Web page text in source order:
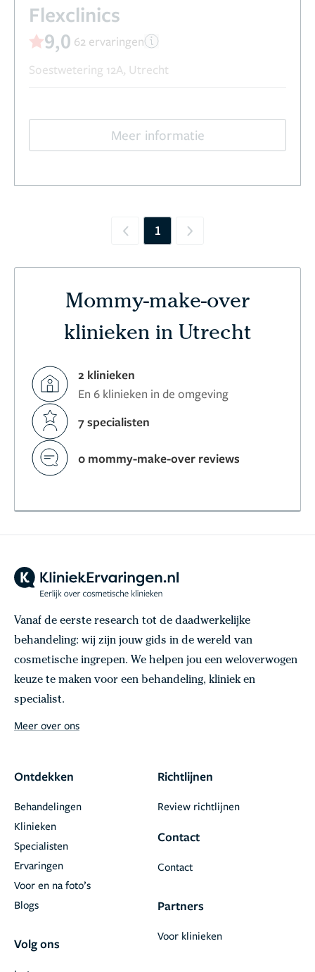
Flexclinics
9,0 62 ervaringen
Soestwetering 12A, Utrecht
Meer informatie
Previous
1 Next
Mommy-make-over
klinieken in Utrecht
2 klinieken
En 6 klinieken in de omgeving
7 specialisten
0 mommy-make-over reviews
Vanaf de eerste research tot de daadwerkelijke
behandeling: wij zijn jouw gids in de wereld van
cosmetische ingrepen. We helpen jou een weloverwogen
keuze te maken voor een behandeling, kliniek en
specialist.
Meer over ons
Ontdekken
Behandelingen
Klinieken
Specialisten
Ervaringen
Voor en na foto’s
Blogs
Volg ons
Richtlijnen
Review richtlijnen
Contact
Contact
Partners
Voor klinieken